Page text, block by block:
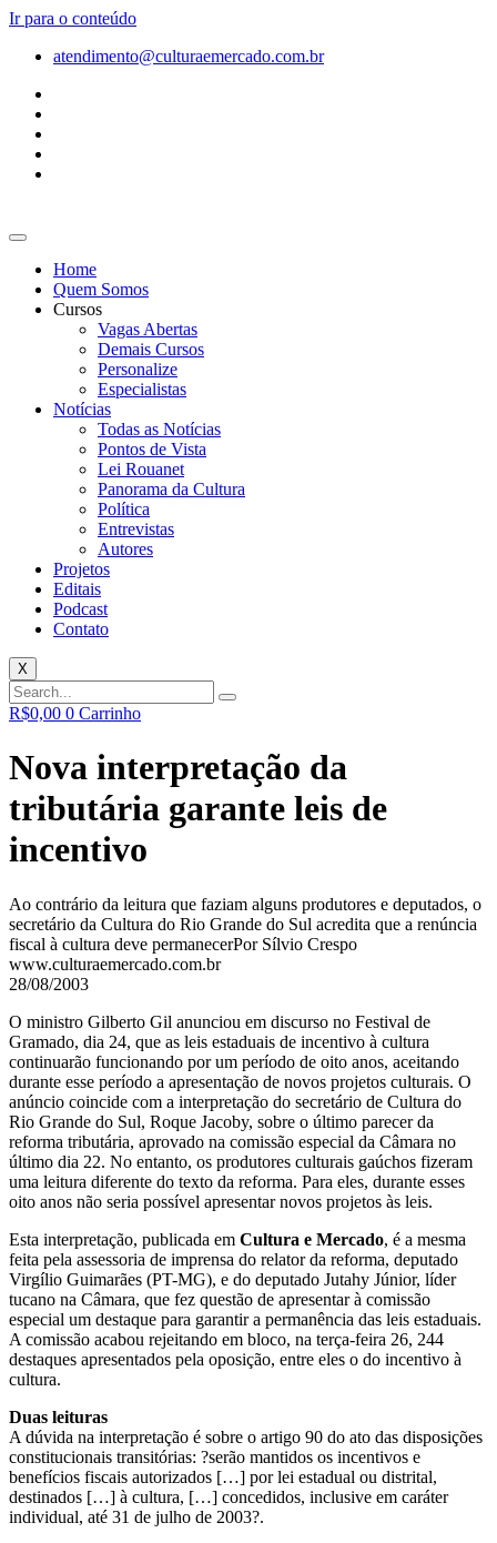
Ir para o conteúdo
atendimento@culturaemercado.com.br
Home
Quem Somos
Cursos
Vagas Abertas
Demais Cursos
Personalize
Especialistas
Notícias
Todas as Notícias
Pontos de Vista
Lei Rouanet
Panorama da Cultura
Política
Entrevistas
Autores
Projetos
Editais
Podcast
Contato
X
R$0,00 0 Carrinho
Nova interpretação da
tributária garante leis de
incentivo
Ao contrário da leitura que faziam alguns produtores e deputados, o
secretário da Cultura do Rio Grande do Sul acredita que a renúncia
fiscal à cultura deve permanecerPor Sílvio Crespo
www.culturaemercado.com.br
28/08/2003
O ministro Gilberto Gil anunciou em discurso no Festival de
Gramado, dia 24, que as leis estaduais de incentivo à cultura
continuarão funcionando por um período de oito anos, aceitando
durante esse período a apresentação de novos projetos culturais. O
anúncio coincide com a interpretação do secretário de Cultura do
Rio Grande do Sul, Roque Jacoby, sobre o último parecer da
reforma tributária, aprovado na comissão especial da Câmara no
último dia 22. No entanto, os produtores culturais gaúchos fizeram
uma leitura diferente do texto da reforma. Para eles, durante esses
oito anos não seria possível apresentar novos projetos às leis.
Esta interpretação, publicada em Cultura e Mercado, é a mesma
feita pela assessoria de imprensa do relator da reforma, deputado
Virgílio Guimarães (PT-MG), e do deputado Jutahy Júnior, líder
tucano na Câmara, que fez questão de apresentar à comissão
especial um destaque para garantir a permanência das leis estaduais.
A comissão acabou rejeitando em bloco, na terça-feira 26, 244
destaques apresentados pela oposição, entre eles o do incentivo à
cultura.
Duas leituras
A dúvida na interpretação é sobre o artigo 90 do ato das disposições
constitucionais transitórias: ?serão mantidos os incentivos e
benefícios fiscais autorizados […] por lei estadual ou distrital,
destinados […] à cultura, […] concedidos, inclusive em caráter
individual, até 31 de julho de 2003?.